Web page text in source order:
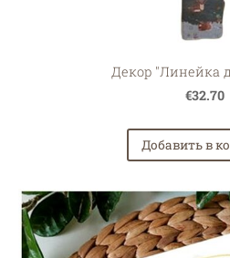
Декор "Линейка
€32.70
Добавить в